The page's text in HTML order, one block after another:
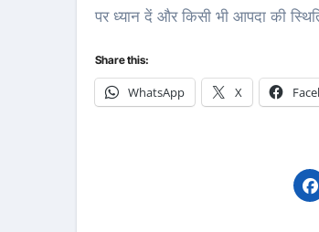
पर ध्यान दें और किसी भी आपदा की
Share this:
WhatsApp X